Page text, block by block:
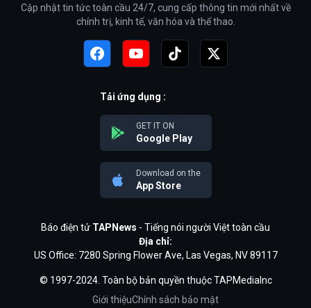
Cập nhật tin tức toàn cầu 24/7, cung cấp thông tin mới nhất về
chính trị, kinh tế, văn hóa và thể thao.
Tải ứng dụng :
GET IT ON
Google Play
Download on the
App Store
Báo điện tử TAPNews - Tiếng nói người Việt toàn cầu
Địa chỉ:
US Office: 7280 Spring Flower Ave, Las Vegas, NV 89117
© 1997-2024. Toàn bộ bản quyền thuộc TAPMediaInc
Giới thiệuChính sách bảo mật